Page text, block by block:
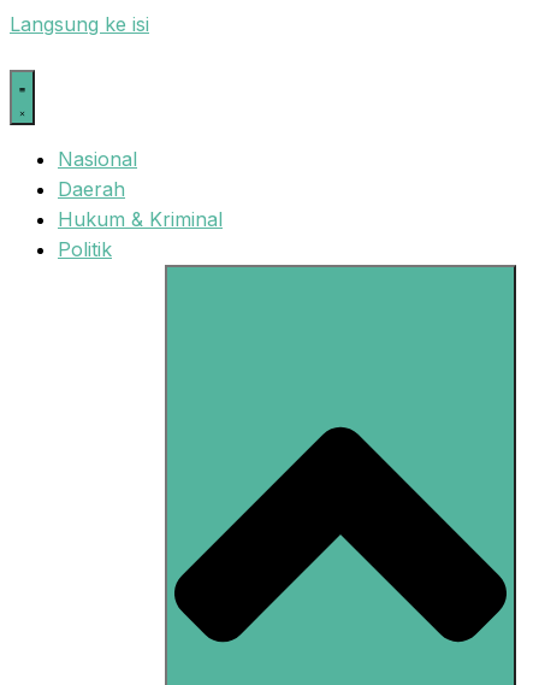
Langsung ke isi
Nasional
Daerah
Hukum & Kriminal
Politik